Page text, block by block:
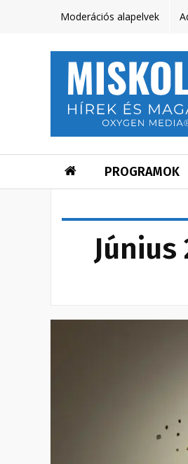
Moderációs alapelvek
PROGRAMOK